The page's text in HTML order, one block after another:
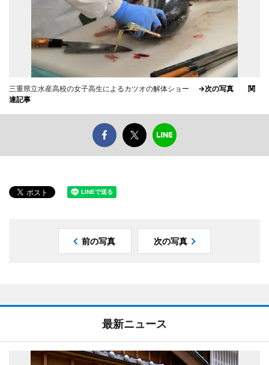
三重県立水産高校の女子高生によるカツオの解体ショー →次の写真
関
連記事
前の写真 次の写真
最新ニュース